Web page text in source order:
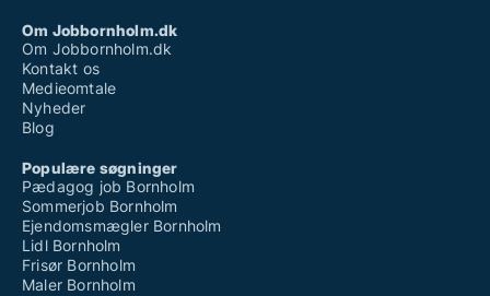
Om Jobbornholm.dk
Om Jobbornholm.dk
Kontakt os
Medieomtale
Nyheder
Blog
Populære søgninger
Pædagog job Bornholm
Sommerjob Bornholm
Ejendomsmægler Bornholm
Lidl Bornholm
Frisør Bornholm
Maler Bornholm